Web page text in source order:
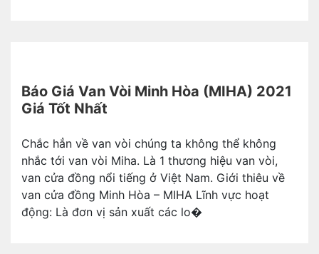
Báo Giá Van Vòi Minh Hòa (MIHA) 2021
Giá Tốt Nhất
Chắc hẳn về van vòi chúng ta không thể không
nhắc tới van vòi Miha. Là 1 thương hiệu van vòi,
van cửa đồng nổi tiếng ở Việt Nam. Giới thiêu về
van cửa đồng Minh Hòa – MIHA Lĩnh vực hoạt
động: Là đơn vị sản xuất các lo�